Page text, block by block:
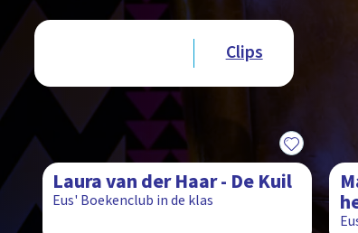
Type videos
Clips
Laura van der Haar - De Kuil
Eus' Boekenclub in de klas